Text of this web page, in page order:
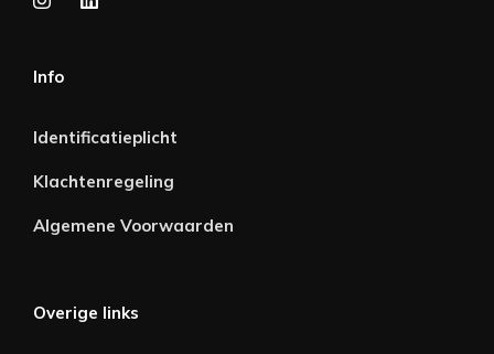
Info
Identificatieplicht
Klachtenregeling
Algemene Voorwaarden
Overige links